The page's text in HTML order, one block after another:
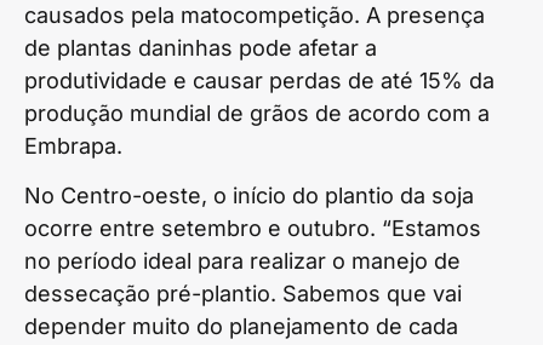
causados pela matocompetição. A presença
de plantas daninhas pode afetar a
produtividade e causar perdas de até 15% da
produção mundial de grãos de acordo com a
Embrapa.
No Centro-oeste, o início do plantio da soja
ocorre entre setembro e outubro. “Estamos
no período ideal para realizar o manejo de
dessecação pré-plantio. Sabemos que vai
depender muito do planejamento de cada